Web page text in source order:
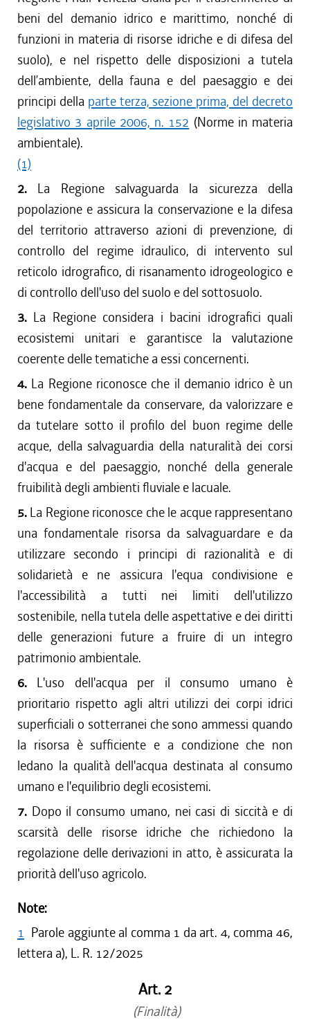
beni del demanio idrico e marittimo, nonché di
funzioni in materia di risorse idriche e di difesa del
suolo), e nel rispetto delle disposizioni a tutela
dell’ambiente, della fauna e del paesaggio e dei
principi della parte terza, sezione prima, del decreto
legislativo 3 aprile 2006, n. 152 (Norme in materia
ambientale).
(1)
2. La Regione salvaguarda la sicurezza della
popolazione e assicura la conservazione e la difesa
del territorio attraverso azioni di prevenzione, di
controllo del regime idraulico, di intervento sul
reticolo idrografico, di risanamento idrogeologico e
di controllo dell'uso del suolo e del sottosuolo.
3. La Regione considera i bacini idrografici quali
ecosistemi unitari e garantisce la valutazione
coerente delle tematiche a essi concernenti.
4. La Regione riconosce che il demanio idrico è un
bene fondamentale da conservare, da valorizzare e
da tutelare sotto il profilo del buon regime delle
acque, della salvaguardia della naturalità dei corsi
d'acqua e del paesaggio, nonché della generale
fruibilità degli ambienti fluviale e lacuale.
5. La Regione riconosce che le acque rappresentano
una fondamentale risorsa da salvaguardare e da
utilizzare secondo i principi di razionalità e di
solidarietà e ne assicura l'equa condivisione e
l'accessibilità a tutti nei limiti dell'utilizzo
sostenibile, nella tutela delle aspettative e dei diritti
delle generazioni future a fruire di un integro
patrimonio ambientale.
6. L'uso dell'acqua per il consumo umano è
prioritario rispetto agli altri utilizzi dei corpi idrici
superficiali o sotterranei che sono ammessi quando
la risorsa è sufficiente e a condizione che non
ledano la qualità dell'acqua destinata al consumo
umano e l'equilibrio degli ecosistemi.
7. Dopo il consumo umano, nei casi di siccità e di
scarsità delle risorse idriche che richiedono la
regolazione delle derivazioni in atto, è assicurata la
priorità dell'uso agricolo.
Note:
1 Parole aggiunte al comma 1 da art. 4, comma 46,
lettera a), L. R. 12/2025
Art. 2
(Finalità)